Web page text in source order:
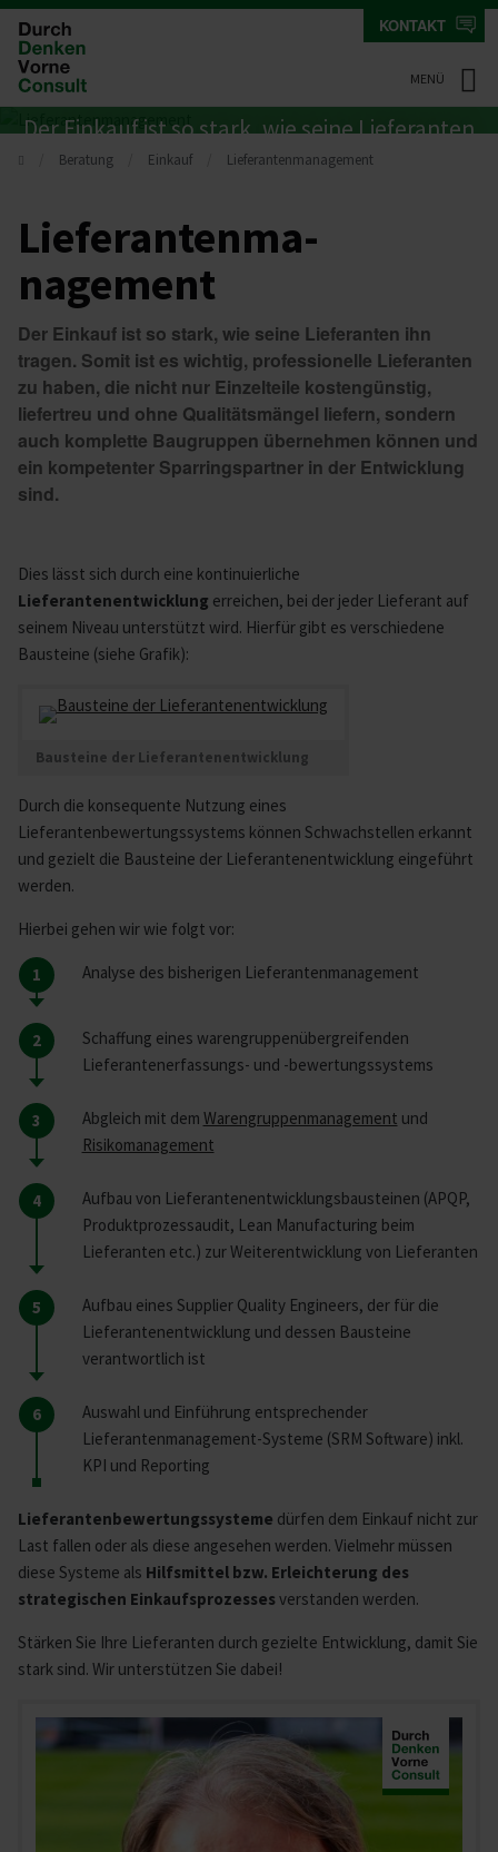
MENÜ
KONTAKT
Der Einkauf ist so stark, wie seine Lieferanten
ihn tragen.
Beratung Einkauf Lieferantenmanagement
Liefe­ran­ten­ma­
nagement
Der Einkauf ist so stark, wie seine Lieferanten ihn
tragen. Somit ist es wichtig, professionelle Lieferanten
zu haben, die nicht nur Einzelteile kostengünstig,
liefertreu und ohne Qualitätsmängel liefern, sondern
auch komplette Baugruppen übernehmen können und
ein kompetenter Sparringspartner in der Entwicklung
sind.
Dies lässt sich durch eine kontinuierliche
Lieferantenentwicklung erreichen, bei der jeder Lieferant auf
seinem Niveau unterstützt wird. Hierfür gibt es verschiedene
Bausteine (siehe Grafik):
Bausteine der Lieferantenentwicklung
Durch die konsequente Nutzung eines
Lieferantenbewertungssystems können Schwachstellen erkannt
und gezielt die Bausteine der Lieferantenentwicklung eingeführt
werden.
Hierbei gehen wir wie folgt vor:
Analyse des bisherigen Lieferantenmanagement
Schaffung eines warengruppenübergreifenden
Lieferantenerfassungs- und -bewertungssystems
Abgleich mit dem Warengruppenmanagement und
Risikomanagement
Aufbau von Lieferantenentwicklungsbausteinen (APQP,
Produktprozessaudit, Lean Manufacturing beim
Lieferanten etc.) zur Weiterentwicklung von Lieferanten
Aufbau eines Supplier Quality Engineers, der für die
Lieferantenentwicklung und dessen Bausteine
verantwortlich ist
Auswahl und Einführung entsprechender
Lieferantenmanagement-Systeme (SRM Software) inkl.
KPI und Reporting
Lieferantenbewertungssysteme dürfen dem Einkauf nicht zur
Last fallen oder als diese angesehen werden. Vielmehr müssen
diese Systeme als Hilfsmittel bzw. Erleichterung des
strategischen Einkaufsprozessesverstanden werden.
Stärken Sie Ihre Lieferanten durch gezielte Entwicklung, damit Sie
stark sind. Wir unterstützen Sie dabei!